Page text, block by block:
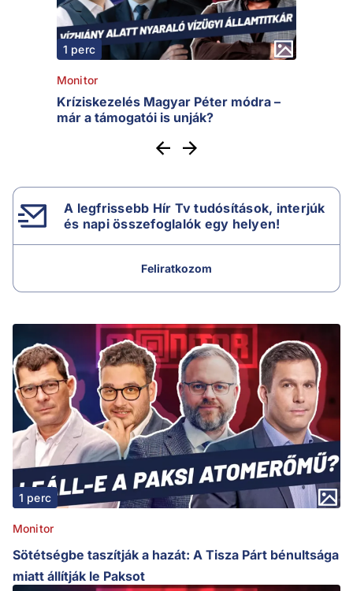
1 perc
Monitor
Kríziskezelés Magyar Péter módra –
már a támogatói is unják?
A legfrissebb Hír Tv tudósítások, interjúk
és napi összefoglalók egy helyen!
Feliratkozom
1 perc
Monitor
Sötétségbe taszítják a hazát: A Tisza Párt bénultsága
miatt állítják le Paksot